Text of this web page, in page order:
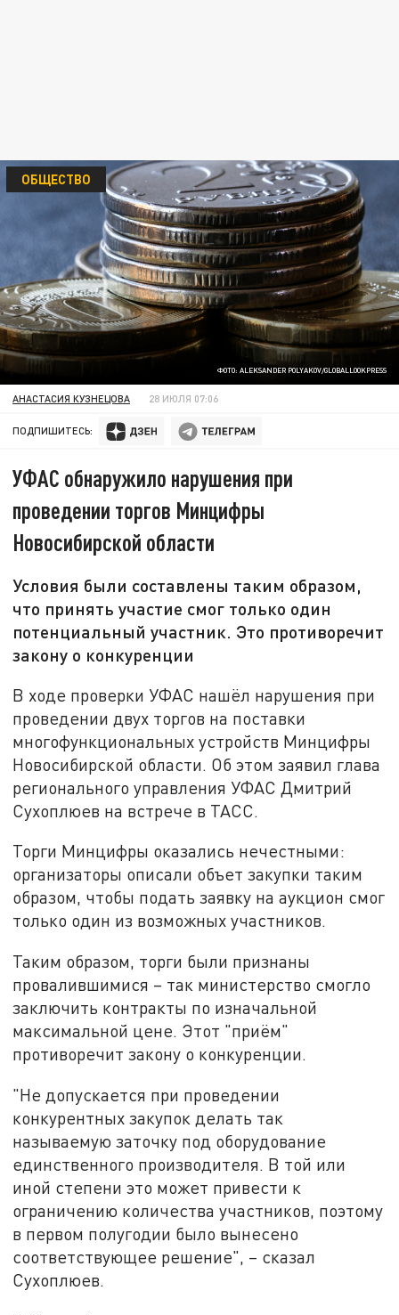
ФОТО: ALEKSANDER POLYAKOV/GLOBALLOOKPRESS
ОБЩЕСТВО
АНАСТАСИЯ КУЗНЕЦОВА 28 ИЮЛЯ 07:06
ПОДПИШИТЕСЬ:
УФАС обнаружило нарушения при
проведении торгов Минцифры
Новосибирской области
Условия были составлены таким образом,
что принять участие смог только один
потенциальный участник. Это противоречит
закону о конкуренции
В ходе проверки УФАС нашёл нарушения при
проведении двух торгов на поставки
многофункциональных устройств Минцифры
Новосибирской области. Об этом заявил глава
регионального управления УФАС Дмитрий
Сухоплюев на встрече в ТАСС.
Торги Минцифры оказались нечестными:
организаторы описали объет закупки таким
образом, чтобы подать заявку на аукцион смог
только один из возможных участников.
Таким образом, торги были признаны
провалившимися – так министерство смогло
заключить контракты по изначальной
максимальной цене. Этот "приём"
противоречит закону о конкуренции.
"Не допускается при проведении
конкурентных закупок делать так
называемую заточку под оборудование
единственного производителя. В той или
иной степени это может привести к
ограничению количества участников, поэтому
в первом полугодии было вынесено
соответствующее решение", – сказал
Сухоплюев.